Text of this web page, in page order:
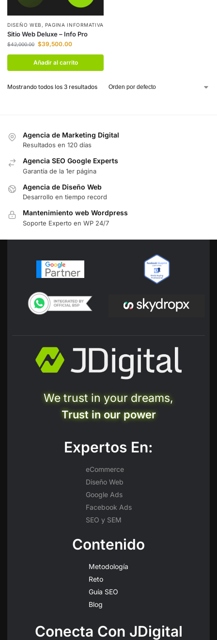
DISEÑO WEB ,PAGINA INFORMATIVA
Sitio Web Deluxe – Info Pro
$42,000.00 $39,500.00
Añadir al carrito
Mostrando todos los 3 resultados
Agencia de Marketing Digital
Resultados en 120 días
Agencia SEO Google Experts
Garantía de la 1er página
Agencia de Diseño Web
Desarrollo en tiempo record
Mantenimiento web Wordpress
Soporte Experto en WP 24/7
We trust in your dreams,
Trust in our power
Expertos En:
eCommerce
Diseño Web
Google Ads
Facebook Ads
SEO y SEM
Contenido
Metodología
Reto
Guía SEO
Blog
Conecta Con JDigital